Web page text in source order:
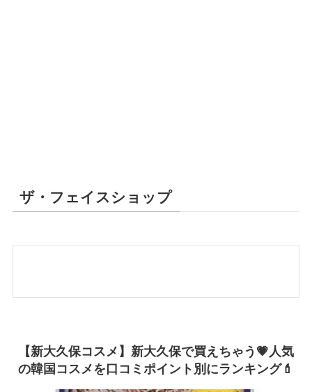
ザ・フェイスショップ
【新大久保コスメ】新大久保で買えちゃう💗人気
の韓国コスメを口コミポイント別にランキング💄